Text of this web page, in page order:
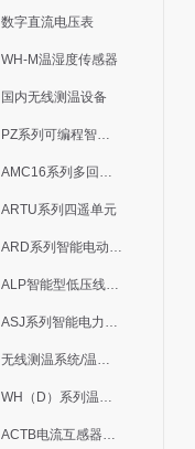
数字直流电压表
WH-M温湿度传感器
国内无线测温设备
PZ系列可编程智能表
AMC16系列多回路监控装置
ARTU系列四遥单元
ARD系列智能电动机保护器
ALP智能型低压线路保护装置
ASJ系列智能电力继电器
无线测温系统/温度巡检
WH（D）系列温湿度控制器
ACTB电流互感器过电压保护器